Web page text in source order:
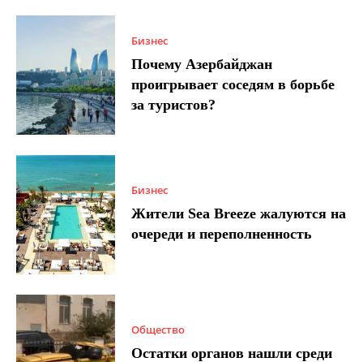
Бизнес
Почему Азербайджан
проигрывает соседям в борьбе
за туристов?
Бизнес
Жители Sea Breeze жалуются на
очереди и переполненность
Общество
Остатки органов нашли среди